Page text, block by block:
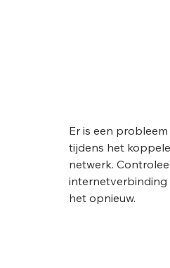
Er is een
tijdens het
netwerk.
het opnieuw.